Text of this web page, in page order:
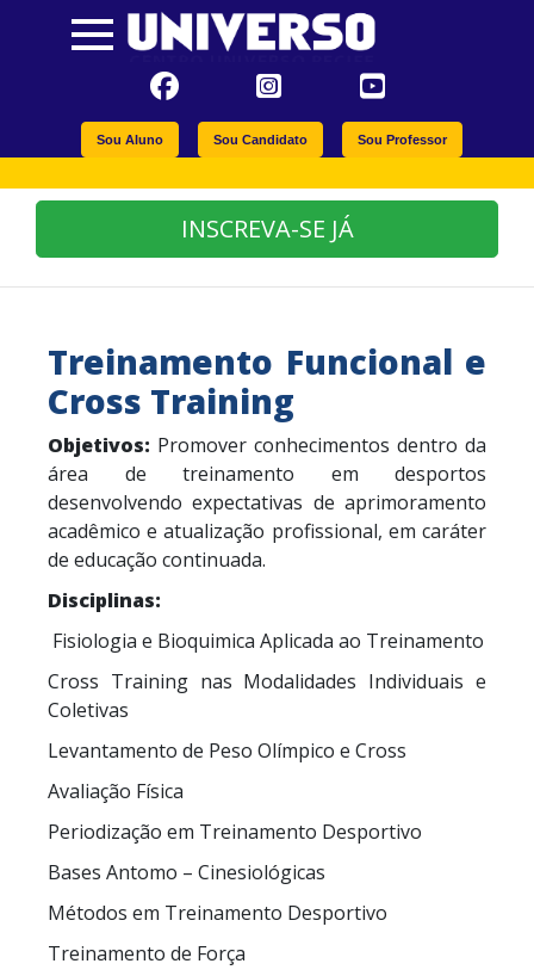
Sou Aluno Sou Candidato Sou Professor
INSCREVA-SE JÁ
Treinamento Funcional e
Cross Training
Objetivos: Promover conhecimentos dentro da
área de treinamento em desportos
desenvolvendo expectativas de aprimoramento
acadêmico e atualização profissional, em caráter
de educação continuada.
Disciplinas:
Fisiologia e Bioquimica Aplicada ao Treinamento
Cross Training nas Modalidades Individuais e
Coletivas
Levantamento de Peso Olímpico e Cross
Avaliação Física
Periodização em Treinamento Desportivo
Bases Antomo – Cinesiológicas
Métodos em Treinamento Desportivo
Treinamento de Força